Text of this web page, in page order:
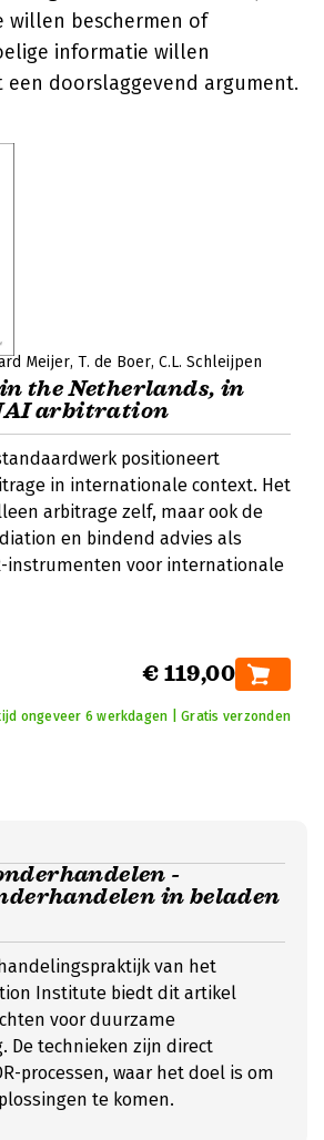
willen beschermen of
informatie willen
een doorslaggevend argument.
Meijer T. de Boer C.L. Schleijpen
the Netherlands, in
arbitration
positioneert
in internationale context. Het
arbitrage zelf, maar ook de
en bindend advies als
instrumenten voor internationale
€ 119,00
ongeveer 6 werkdagen | Gratis verzonden
-
in beladen
van het
Institute biedt dit artikel
voor duurzame
De technieken zijn direct
processen, waar het doel is om
te komen.